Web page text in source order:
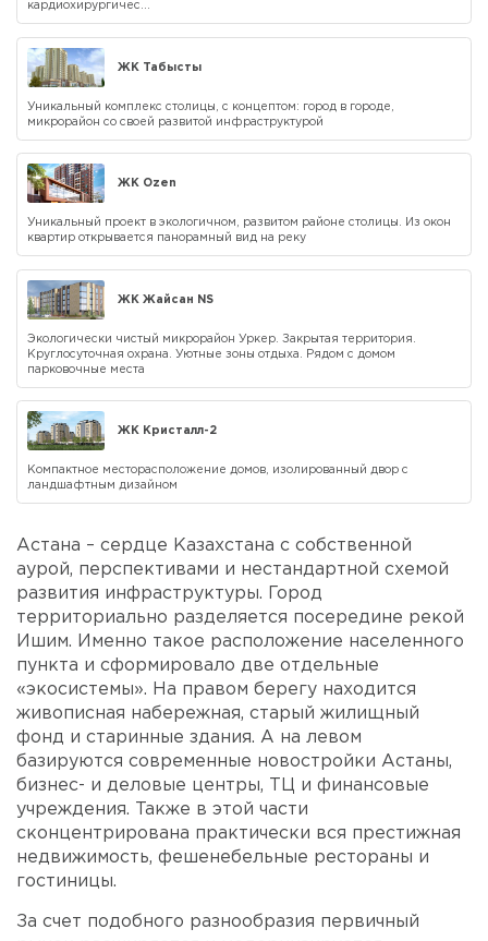
кардиохирургичес...
ЖК Табысты
Уникальный комплекс столицы, с концептом: город в городе,
микрорайон со своей развитой инфраструктурой
ЖК Ozen
Уникальный проект в экологичном, развитом районе столицы. Из окон
квартир открывается панорамный вид на реку
ЖК Жайсан NS
Экологически чистый микрорайон Уркер. Закрытая территория.
Круглосуточная охрана. Уютные зоны отдыха. Рядом с домом
парковочные места
ЖК Кристалл-2
Компактное месторасположение домов, изолированный двор с
ландшафтным дизайном
Астана – сердце Казахстана с собственной
аурой, перспективами и нестандартной схемой
развития инфраструктуры. Город
территориально разделяется посередине рекой
Ишим. Именно такое расположение населенного
пункта и сформировало две отдельные
«экосистемы». На правом берегу находится
живописная набережная, старый жилищный
фонд и старинные здания. А на левом
базируются современные новостройки Астаны,
бизнес- и деловые центры, ТЦ и финансовые
учреждения. Также в этой части
сконцентрирована практически вся престижная
недвижимость, фешенебельные рестораны и
гостиницы.
За счет подобного разнообразия первичный